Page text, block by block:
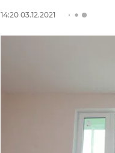
14:20 03.12.2021